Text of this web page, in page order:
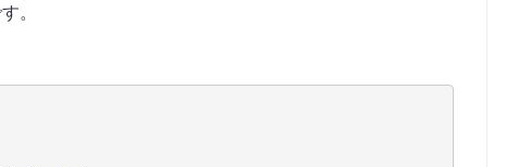
。